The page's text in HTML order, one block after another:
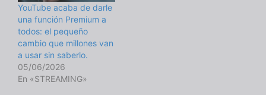
YouTube acaba de darle
una función Premium a
todos: el pequeño
cambio que millones van
a usar sin saberlo.
05/06/2026
En «STREAMING»